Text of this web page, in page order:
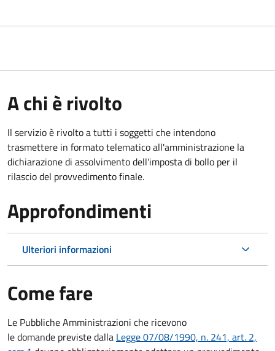
A chi è rivolto
Il servizio è rivolto a tutti i soggetti che intendono
trasmettere in formato telematico all'amministrazione la
dichiarazione di assolvimento dell'imposta di bollo per il
rilascio del provvedimento finale.
Approfondimenti
Ulteriori informazioni
Come fare
Le Pubbliche Amministrazioni che ricevono
le domande previste dalla Legge 07/08/1990, n. 241, art. 2,